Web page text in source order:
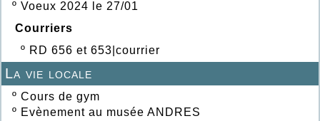
º Voeux 2024 le 27/01
Courriers
º RD 656 et 653|courrier
La vie locale
º Cours de gym
º Evènement au musée ANDRES